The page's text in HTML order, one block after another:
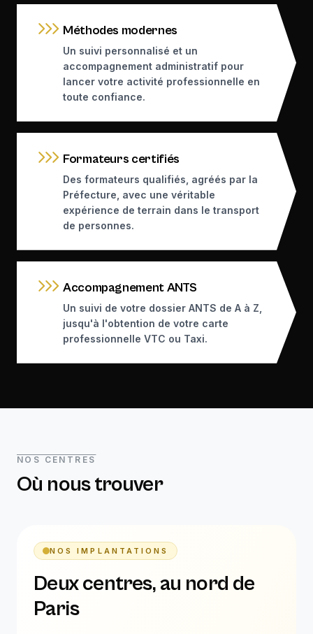
Méthodes modernes
Un suivi personnalisé et un
accompagnement administratif pour
lancer votre activité professionnelle en
toute confiance.
Formateurs certifiés
Des formateurs qualifiés, agréés par la
Préfecture, avec une véritable
expérience de terrain dans le transport
de personnes.
Accompagnement ANTS
Un suivi de votre dossier ANTS de A à Z,
jusqu'à l'obtention de votre carte
professionnelle VTC ou Taxi.
NOS CENTRES
Où nous trouver
NOS IMPLANTATIONS
Deux centres, au nord de
Paris